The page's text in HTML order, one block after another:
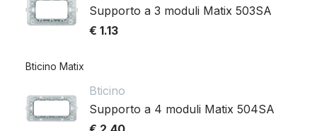
Supporto a 3 moduli Matix 503SA
€ 1.13
Bticino Matix
Bticino
Supporto a 4 moduli Matix 504SA